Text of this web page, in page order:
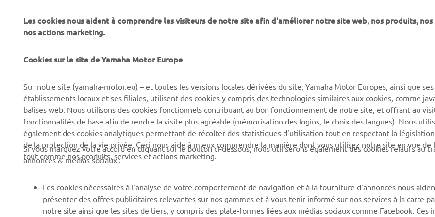
DÉCOUVREZ LA GAMME
CORPORATE
Découvrez Yamaha
News
Travailler à Yamaha
BUSINESS
Systèmes pour VAE
Autorités
Premiers secours
Écoles de conduite
PLUS YAMAHA
MyYamaha
Yamaha Music
Yamaha Motor Global
Applications mobiles
SUPPORT
Support de la boutique en
ligne
Demande d'entretien
Réseau Yamaha
nos actions marketing.
établissements locaux et ses filiales, utilisent des cookies y compris des technologies similaires aux cookies, comme
balises web. Nous utilisons des cookies fonctionnels contribuant au bon fonctionnement de notre site, et offrant au
fonctionnalités de base afin de rendre la visite plus agréable (mémorisation des logins, le choix des langues). Nous
également des cookies analytiques permettant de récolter des statistiques d’utilisation tout en respectant la législation
de la protection de la vie privée. Ceci nous aide à mieux comprendre la manière dont vous utilisez notre site en vue de
tout comme nos produits, services et actions marketing.
Si vous marquez votre accord en cliquant sur le bouton ci-dessous, nous utiliserons également des cookies relatifs au
annonces & médias sociaux :
présenter des offres publicitaires relevantes sur nos gammes et à vous tenir informé sur nos services à la carte par
notre site ainsi que les sites de tiers, y compris des plate-formes liées aux médias sociaux comme Facebook. Ces